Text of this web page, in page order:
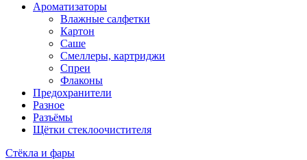
Ароматизаторы
Влажные салфетки
Картон
Саше
Смеллеры, картриджи
Спреи
Флаконы
Предохранители
Разное
Разъёмы
Щётки стеклоочистителя
Стёкла и фары